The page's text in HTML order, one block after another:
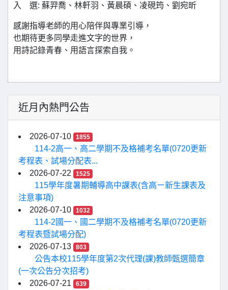
入 選: 蘇羿喬、林軒羽、黃晨碩、凌硯筠、劉宛昕
感謝指導老師的用心陪伴與專業引導，
也期待更多同學走進文字的世界，
用詩記錄青春、用語言探索自我。
近月內熱門公告
2026-07-10 1855
114-2高一、高二學期不及格補考名單(0720更新
考程表、試場分配表...
2026-07-22
1525
115學年度暑期輔導高中課表(含高ㄧ新生課表及
注意事項)
2026-07-10
1032
114-2國一、國二學期不及格補考名單(0720更新
考程表暨試場分配)
2026-07-13
803
公告本校115學年度第2次代理(課)教師甄選簡章
(一次公告分次招考)
2026-07-21
639